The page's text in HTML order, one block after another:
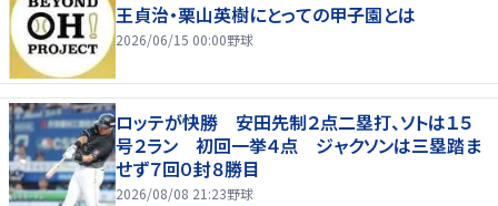
王貞治・栗山英樹にとっての甲子園とは
2026/06/15 00:00野球
ロッテが快勝 安田先制２点二塁打、ソトは１５
号２ラン 初回一挙４点 ジャクソンは三塁踏ま
せず７回０封８勝目
2026/08/08 21:23野球